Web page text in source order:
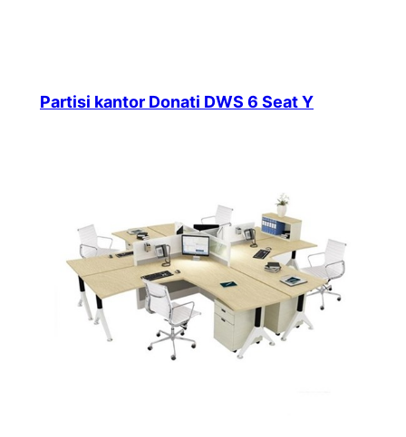
Partisi kantor Donati DWS 6 Seat Y